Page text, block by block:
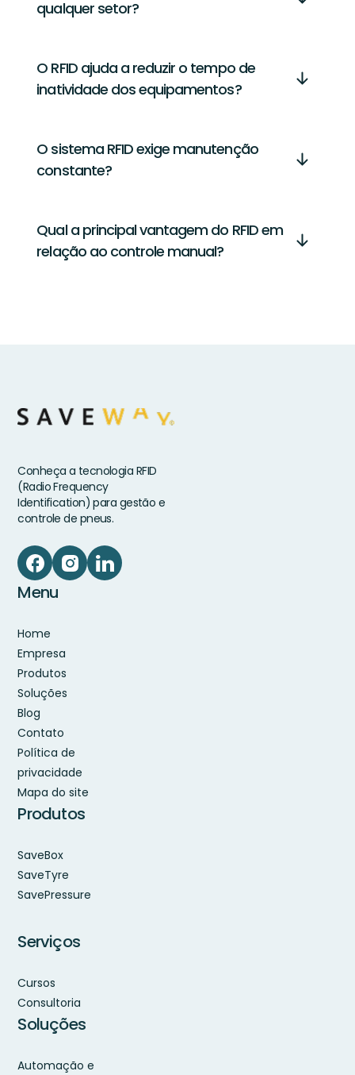
qualquer setor?
O RFID ajuda a reduzir o tempo de
inatividade dos equipamentos?
O sistema RFID exige manutenção
constante?
Qual a principal vantagem do RFID em
relação ao controle manual?
Conheça a tecnologia RFID
(Radio Frequency
Identification) para gestão e
controle de pneus.
Menu
Home
Empresa
Produtos
Soluções
Blog
Contato
Política de
privacidade
Mapa do site
Produtos
SaveBox
SaveTyre
SavePressure
Serviços
Cursos
Consultoria
Soluções
Automação e